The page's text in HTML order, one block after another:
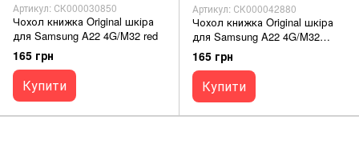
Артикул: СК000030850
Чохол книжка Original шкіра
для Samsung A22 4G/M32 red
165 грн
Купити
Артикул: СК000042880
Чохол книжка Original шкіра
для Samsung A22 4G/M32
lavander (4you)
165 грн
Купити